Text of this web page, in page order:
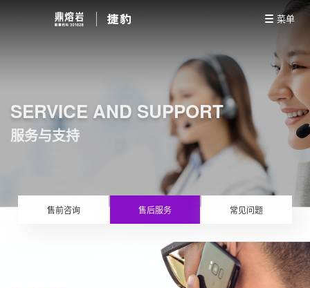
菜单
SERVICE AND SUPPORT
服务与支持
售前咨询 售后服务 常见问题